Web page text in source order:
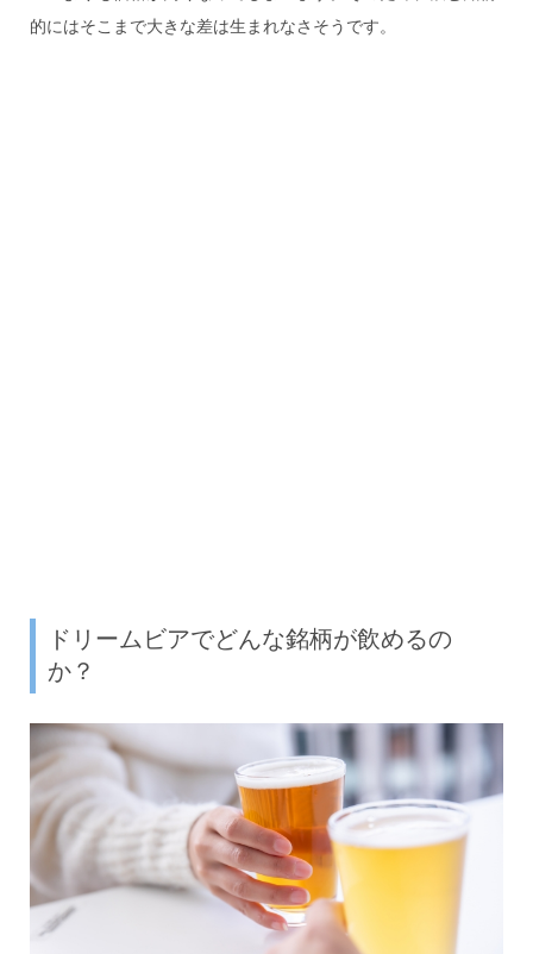
的にはそこまで大きな差は生まれなさそうです。
ドリームビアでどんな銘柄が飲めるの
か？